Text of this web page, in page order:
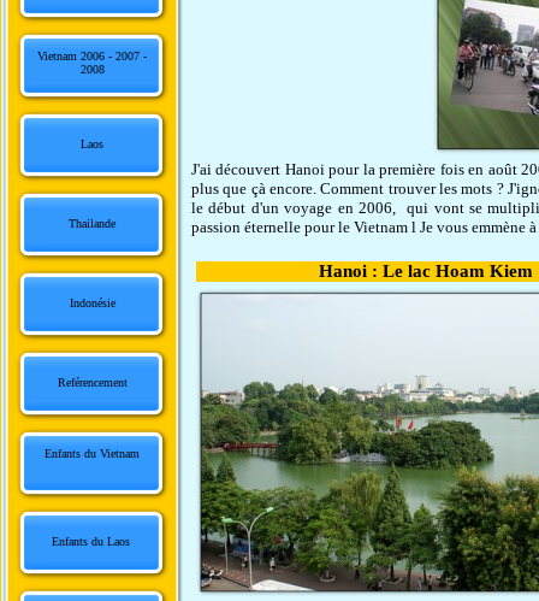
Vietnam 2006 - 2007 -
2008
Laos
Thailande
Indonésie
Reférencement
Enfants du Vietnam
Enfants du Laos
J'ai découvert Hanoi pour la première fois en août
plus que çà encore. Comment trouver les mots ?
le début d'un voyage en 2006, qui vont se
passion éternelle pour le Vietnam l Je vous emmène
Hanoi : Le lac Hoam Kiem